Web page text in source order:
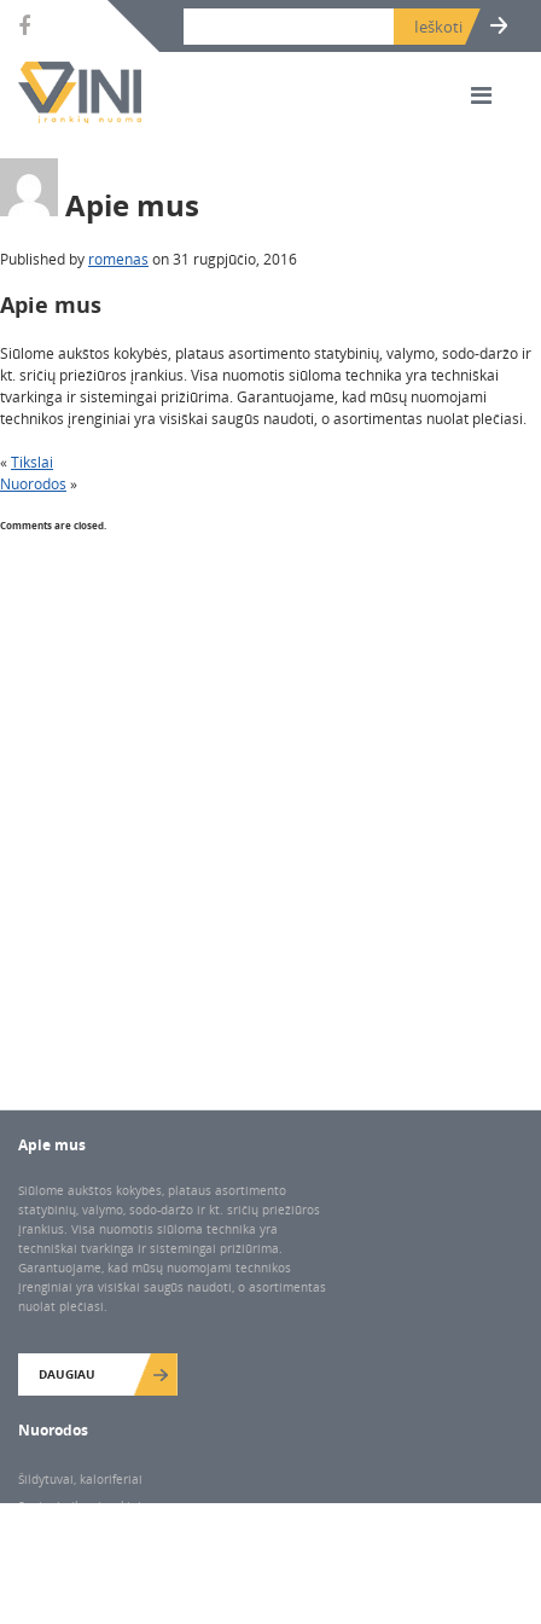
Search bar place.
Apie mus
Published by romenas on31 rugpjūčio, 2016
Apie mus
Siūlome aukštos kokybės, plataus asortimento statybinių, valymo, sodo-daržo ir
kt. sričių priežiūros įrankius. Visa nuomotis siūloma technika yra techniškai
tvarkinga ir sistemingai prižiūrima. Garantuojame, kad mūsų nuomojami
technikos įrenginiai yra visiškai saugūs naudoti, o asortimentas nuolat plečiasi.
«Tikslai
Nuorodos »
Comments are closed.
Apie mus
Siūlome aukštos kokybės, plataus asortimento
statybinių, valymo, sodo-daržo ir kt. sričių priežiūros
įrankius. Visa nuomotis siūloma technika yra
techniškai tvarkinga ir sistemingai prižiūrima.
Garantuojame, kad mūsų nuomojami technikos
įrenginiai yra visiškai saugūs naudoti, o asortimentas
nuolat plečiasi.
DAUGIAU
Nuorodos
Šildytuvai, kaloriferiai
Santechnikos įrankiai